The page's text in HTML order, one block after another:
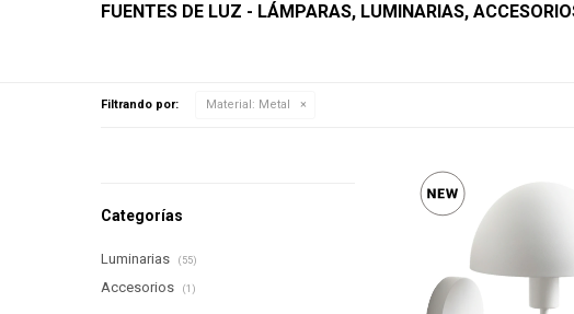
FUENTES DE LUZ - LÁMPARAS, LUMINARIAS,
Filtrando por: Material: Metal
Categorías
Luminarias (55)
Accesorios (1)